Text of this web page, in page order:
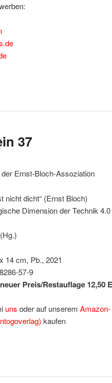
37
Ernst-Bloch-Assoziation
nicht dicht“ (Ernst Bloch)
Dimension der Technik 4.0
14 cm, Pb., 2021
57-9
neuer Preis/Restauflage 12,50
uns oder auf unserem Amazon-
kaufen